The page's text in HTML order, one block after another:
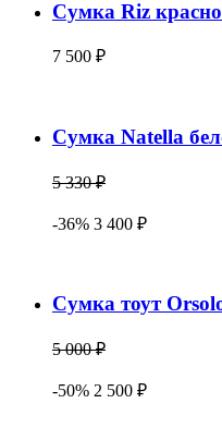
Сумка Riz
7 500 ₽
Сумка Natella
5 330 ₽
-36% 3 400 ₽
Сумка тоут
5 000 ₽
-50% 2 500 ₽